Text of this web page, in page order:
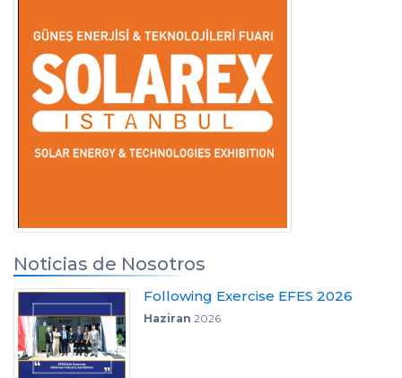
Noticias de Nosotros
Following Exercise EFES 2026
Haziran 2026